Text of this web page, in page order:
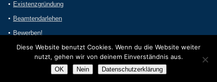
Existenzgründung
Beamtendarlehen
Bewerben!
2017 Online-Presseportal.com. Alle Rechte vorbehalten.
Diese Website benutzt Cookies. Wenn du die Website weiter
nutzt, gehen wir von deinem Einverständnis aus.
OK Nein Datenschutzerklärung